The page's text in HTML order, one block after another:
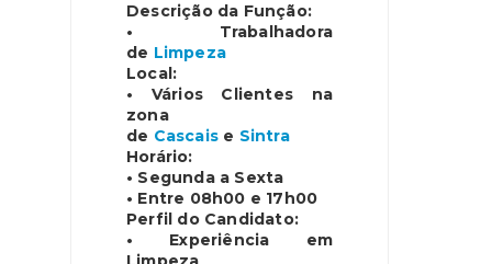
Descrição da Função:
• Trabalhadora
de Limpeza
Local:
• Vários Clientes na
zona
de Cascais e Sintra
Horário:
• Segunda a Sexta
• Entre 08h00 e 17h00
Perfil do Candidato:
• Experiência em